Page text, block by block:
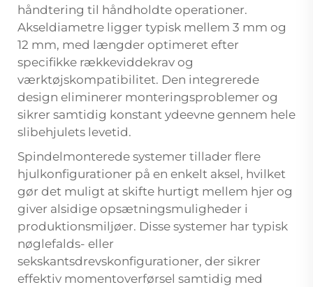
håndtering til håndholdte operationer.
Akseldiametre ligger typisk mellem 3 mm og
12 mm, med længder optimeret efter
specifikke rækkeviddekrav og
værktøjskompatibilitet. Den integrerede
design eliminerer monteringsproblemer og
sikrer samtidig konstant ydeevne gennem hele
slibehjulets levetid.
Spindelmonterede systemer tillader flere
hjulkonfigurationer på en enkelt aksel, hvilket
gør det muligt at skifte hurtigt mellem hjer og
giver alsidige opsætningsmuligheder i
produktionsmiljøer. Disse systemer har typisk
nøglefalds- eller
sekskantsdrevskonfigurationer, der sikrer
effektiv momentoverførsel samtidig med